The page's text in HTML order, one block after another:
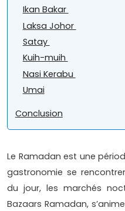
Ikan Bakar
Laksa Johor
Satay
Kuih-muih
Nasi Kerabu
Umai
Conclusion
Le Ramadan est une
gastronomie se
du jour, les marchés
Bazaars Ramadan,